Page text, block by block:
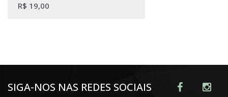
R$ 19,00
SIGA-NOS NAS REDES SOCIAIS